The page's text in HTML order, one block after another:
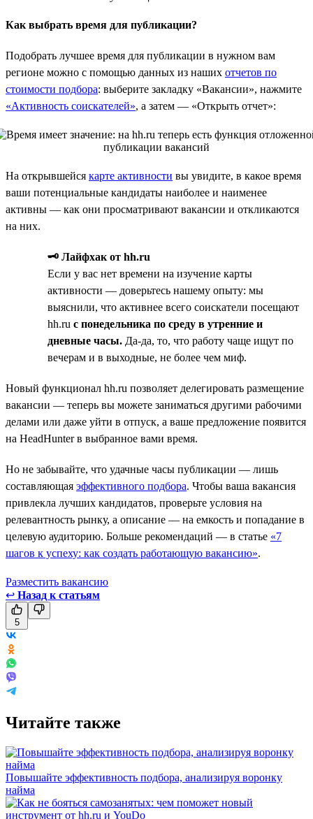
Как выбрать время для публикации?
Подобрать лучшее время для публикации в нужном вам
регионе можно с помощью данных из наших отчетов по
стоимости подбора: выберите закладку «Вакансии», нажмите
«Активность соискателей», а затем — «Открыть отчет»:
На открывшейся карте активности вы увидите, в какое время
ваши потенциальные кандидаты наиболее и наименее
активны — как они просматривают вакансии и откликаются
на них.
🗝 Лайфхак от hh.ru
Если у вас нет времени на изучение карты
активности — доверьтесь нашему опыту: мы
выяснили, что активнее всего соискатели посещают
hh.ru с понедельника по среду в утренние и
дневные часы. Да-да, то, что работу чаще ищут по
вечерам и в выходные, не более чем миф.
Новый функционал hh.ru позволяет делегировать размещение
вакансии — теперь вы можете заниматься другими рабочими
делами или даже уйти в отпуск, а ваше предложение появится
на HeadHunter в выбранное вами время.
Но не забывайте, что удачные часы публикации — лишь
составляющая эффективного подбора. Чтобы ваша вакансия
привлекла лучших кандидатов, проверьте условия на
релевантность рынку, а описание — на емкость и попадание в
целевую аудиторию. Больше рекомендаций — в статье «7
шагов к успеху: как создать работающую вакансию».
Разместить вакансию
↩ Назад к статьям
5
Читайте также
Повышайте эффективность подбора, анализируя воронку
найма